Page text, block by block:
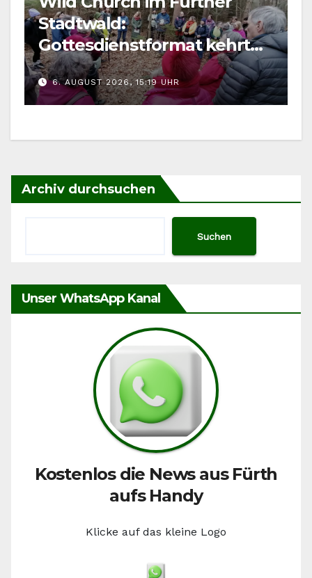
Stadtwald:
Gottesdienstformat kehrt
im August zurück
6. AUGUST 2026, 15:19 UHR
Archiv durchsuchen
Suchen
Unser WhatsApp Kanal
Kostenlos die News aus Fürth
aufs Handy
Klicke auf das kleine Logo